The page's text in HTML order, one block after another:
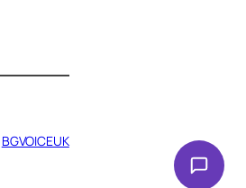
BGVOICEUK